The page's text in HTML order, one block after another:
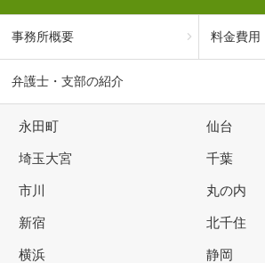
事務所概要 料金費用
弁護士・支部の紹介
永田町 仙台
埼玉大宮 千葉
市川 丸の内
新宿 北千住
横浜 静岡